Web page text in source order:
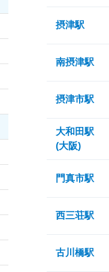
摂津駅
南摂津駅
摂津市駅
大和田駅
(大阪)
門真市駅
西三荘駅
古川橋駅